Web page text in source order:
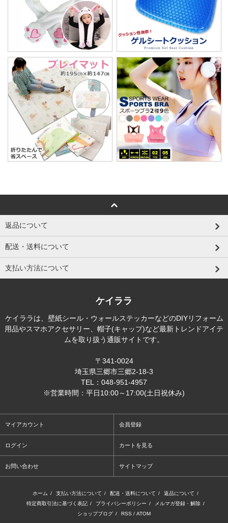
返品について
配送・送料について
支払い方法について
ケイララ
ケイララは、壁紙シール・ウォールステッカーなどのDIYリフォーム
用品やスマホアクセサリー、帽子(キャップ)など最新トレンドアイテ
ムを取り扱う通販サイトです。
〒341-0024
埼玉県三郷市三郷2-18-3
TEL：048-951-4957
※営業時間：平日10:00～17:00(土日祝休み)
マイアカウント 会員登録
ログイン カートを見る
お問い合わせ サイトマップ
ホーム / 支払い方法について / 配送・送料について / 返品について /
特定商取引法に基づく表記 / プライバシーポリシー / メルマガ登録・解除 /
ショップブログ / RSS / ATOM